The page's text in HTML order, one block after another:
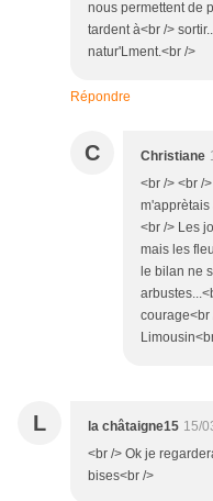
nous permettent de
tardent à<br />
natur'Lment.<br />
Répondre
C Christiane
<br /> <br /
m'apprètais
<br /> Les
mais les
le bilan ne
courage<br
L la châtaigne15 15/
<br /> Ok je
bises<br />